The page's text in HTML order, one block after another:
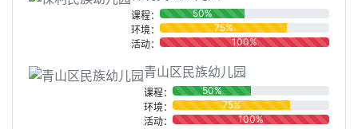
课程：
50%
环境：
75%
活动：
100%
青山区民族幼儿园
课程：
50%
环境：
75%
活动：
100%